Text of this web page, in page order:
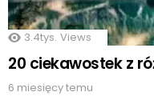
3.4tys. Views
20 ciekawostek z
6 miesięcy temu